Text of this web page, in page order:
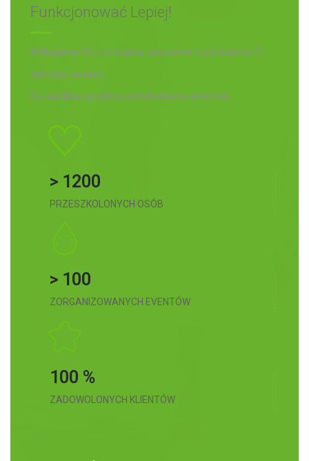
Funkcjonować Lepiej!
Wskażemy Ci co możesz usprawnić i pomożemy Ci
wdrożyć zmiany.
Do każdego projektu podchodzimy ambitnie.
> 1200
PRZESZKOLONYCH OSÓB
> 100
ZORGANIZOWANYCH EVENTÓW
100 %
ZADOWOLONYCH KLIENTÓW